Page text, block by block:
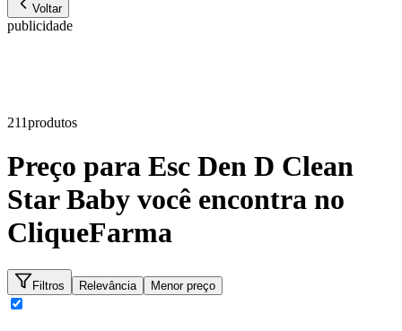
Voltar
publicidade
211produtos
Preço para Esc Den D Clean
Star Baby você encontra no
CliqueFarma
Filtros Relevância Menor preço